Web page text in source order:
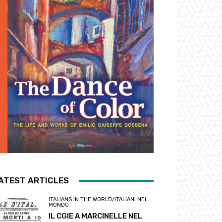
ARTICLES
ITALIANS IN THE WORLD/ITALIANI NEL
MONDO
IL CGIE A MARCINELLE NEL